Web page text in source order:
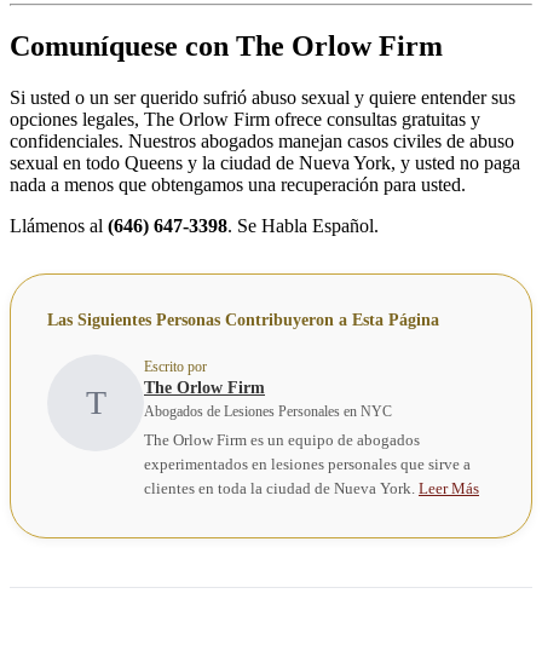
Comuníquese con The Orlow Firm
Si usted o un ser querido sufrió abuso sexual y quiere entender sus
opciones legales, The Orlow Firm ofrece consultas gratuitas y
confidenciales. Nuestros abogados manejan casos civiles de abuso
sexual en todo Queens y la ciudad de Nueva York, y usted no paga
nada a menos que obtengamos una recuperación para usted.
Llámenos al (646) 647-3398. Se Habla Español.
Las Siguientes Personas Contribuyeron a Esta Página
T
Escrito por
The Orlow Firm
Abogados de Lesiones Personales en NYC
The Orlow Firm es un equipo de abogados
experimentados en lesiones personales que sirve a
clientes en toda la ciudad de Nueva York. Leer Más